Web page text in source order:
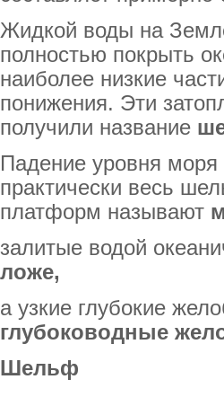
Жидкой воды на
полностью покрыть
наиболее низкие
понижения. Эти
получили название
Падение уровня моря
практически весь
платформ называют
залитые водой
ложе,
а узкие глубокие
глубоководные
Шельф